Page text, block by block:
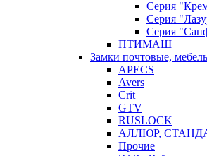
Серия
Серия
Серия
ПТИМАШ
Замки почтовые,
APECS
Avers
Crit
GTV
RUSLOCK
АЛЛЮР,
Прочие